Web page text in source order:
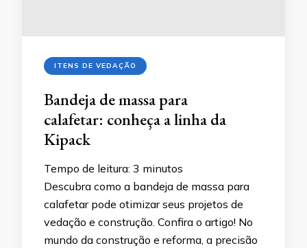
ITENS DE VEDAÇÃO
Bandeja de massa para
calafetar: conheça a linha da
Kipack
Tempo de leitura: 3 minutos
Descubra como a bandeja de massa para
calafetar pode otimizar seus projetos de
vedação e construção. Confira o artigo! No
mundo da construção e reforma, a precisão